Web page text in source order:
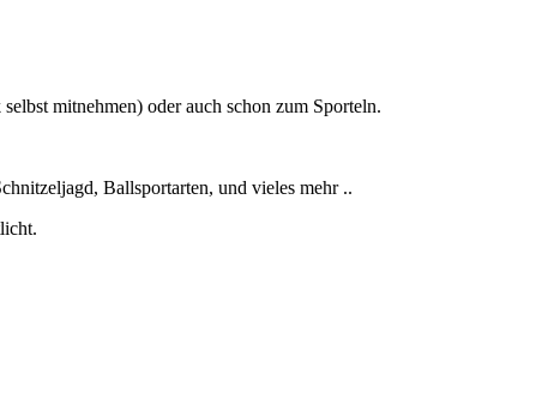
mitnehmen) oder auch schon zum Sporteln.
Ballsportarten, und vieles mehr ..